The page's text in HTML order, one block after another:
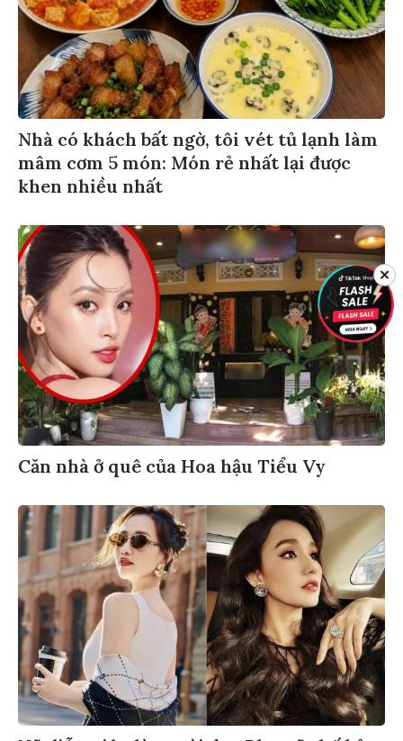
Nhà có khách bất ngờ, tôi vét tủ lạnh làm
mâm cơm 5 món: Món rẻ nhất lại được
khen nhiều nhất
Căn nhà ở quê của Hoa hậu Tiểu Vy
✕